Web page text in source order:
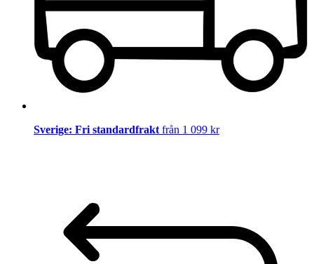
Sverige: Fri standardfrakt från 1 099 kr